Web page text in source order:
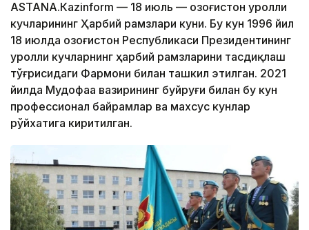
АSTANА.Кazinform — 18 июль — Қозоғистон Қуролли
кучларининг Ҳарбий рамзлари куни. Бу кун 1996 йил
18 июлда Қозоғистон Республикаси Президентининг
Қуролли кучларнинг ҳарбий рамзларини тасдиқлаш
тўғрисидаги Фармони билан ташкил этилган. 2021
йилда Мудофаа вазирининг буйруғи билан бу кун
профессионал байрамлар ва махсус кунлар
рўйхатига киритилган.